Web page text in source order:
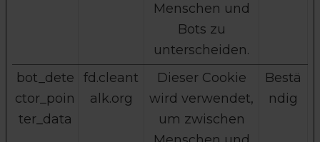
Menschen und
Bots zu
unterscheiden.
bot_dete
ctor_poin
ter_data
fd.cleant
alk.org
Dieser Cookie
wird verwendet,
um zwischen
Bestä
ndig